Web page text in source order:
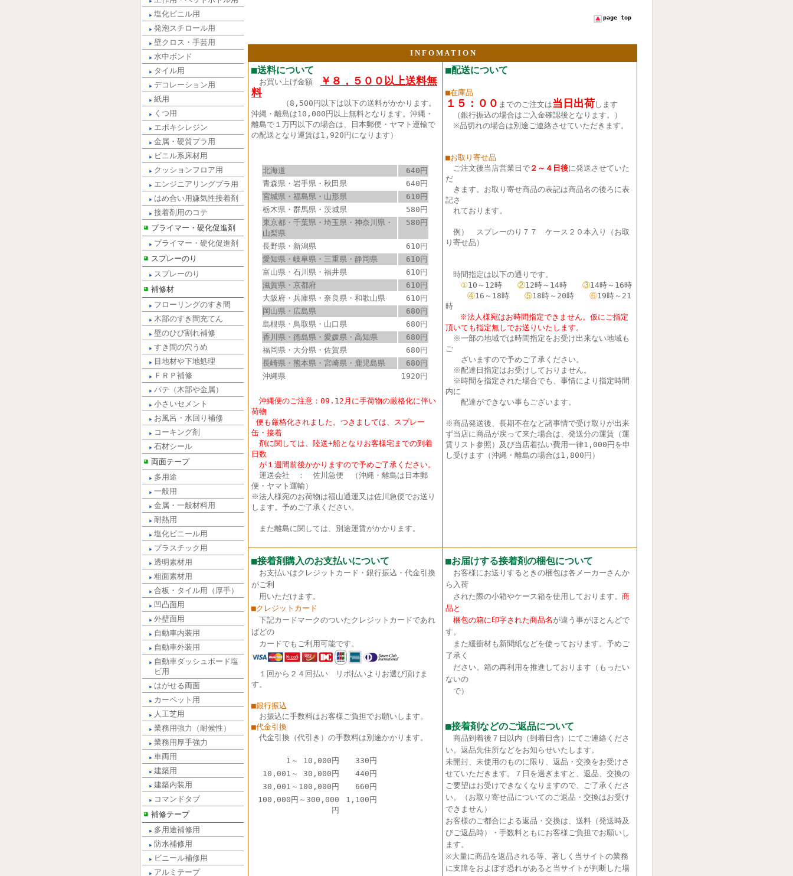
塩化ビニル用
発泡スチロール用
壁クロス・手芸用
水中ボンド
タイル用
デコレーション用
紙用
くつ用
エポキシレジン
金属・硬質プラ用
ビニル系床材用
クッションフロア用
エンジニアリングプラ用
はめ合い用嫌気性接着剤
接着剤用のコテ
プライマー・硬化促進剤
プライマー・硬化促進剤
スプレーのり
スプレーのり
補修材
フローリングのすき間
木部のすき間充てん
壁のひび割れ補修
すき間の穴うめ
目地材や下地処理
ＦＲＰ補修
パテ（木部や金属）
小さいセメント
お風呂・水回り補修
コーキング剤
石材シール
両面テープ
多用途
一般用
金属・一般材料用
耐熱用
塩化ビニール用
プラスチック用
透明素材用
粗面素材用
合板・タイル用（厚手）
凹凸面用
外壁面用
自動車内装用
自動車外装用
自動車ダッシュボード塩
ビ用
はがせる両面
カーペット用
人工芝用
業務用強力（耐候性）
業務用厚手強力
車両用
建築用
建築内装用
コマンドタブ
補修テープ
多用途補修用
防水補修用
ビニール補修用
アルミテープ
page top
I N F O M A T I O N
■送料について
お買い上げ金額
￥８，５００以上送料無
料
（8,500円以下は以下の送料がかかります。
沖縄・離島は10,000円以上無料となります。沖縄・
離島で１万円以下の場合は、日本郵便・ヤマト運輸で
の配送となり運賃は1,920円になります）
北海道
640円
青森県・岩手県・秋田県
640円
宮城県・福島県・山形県
610円
栃木県・群馬県・茨城県
580円
東京都・千葉県・埼玉県・神奈川県・
山梨県
580円
長野県・新潟県
610円
愛知県・岐阜県・三重県・静岡県
610円
富山県・石川県・福井県
610円
滋賀県・京都府
610円
大阪府・兵庫県・奈良県・和歌山県
610円
岡山県・広島県
680円
島根県・鳥取県・山口県
680円
香川県・徳島県・愛媛県・高知県
680円
福岡県・大分県・佐賀県
680円
長崎県・熊本県・宮崎県・鹿児島県
680円
沖縄県
1920円
沖縄便のご注意：09.12月に手荷物の厳格化に伴い
荷物
便も厳格化されました。つきましては、スプレー
缶・接着
剤に関しては、陸送+船となりお客様宅までの到着
日数
が１週間前後かかりますので予めご了承ください。
運送会社 ： 佐川急便 （沖縄・離島は日本郵
便・ヤマト運輸）
※法人様宛のお荷物は福山通運又は佐川急便でお送り
します。予めご了承ください。
また離島に関しては、別途運賃がかかります。
■配送について
■在庫品
１５：００ までのご注文は当日出荷 します
（銀行振込の場合はご入金確認後となります。）
※品切れの場合は別途ご連絡させていただきます。
■お取り寄せ品
ご注文後当店営業日で ２～４日後に発送させていた
だ
きます。お取り寄せ商品の表記は商品名の後ろに表
記さ
れております。
例） スプレーのり７７ ケース２０本入り（お取
り寄せ品）
時間指定は以下の通りです。
①10～12時 ②12時～14時 ③14時～16時
④16～18時 ⑤18時～20時 ⑥19時～21
時
※法人様宛はお時間指定できません。仮にご指定
頂いても指定無しでお送りいたします。
※一部の地域では時間指定をお受け出来ない地域も
ご
ざいますので予めご了承ください。
※配達日指定はお受けしておりません。
※時間を指定された場合でも、事情により指定時間
内に
配達ができない事もございます。
※商品発送後、長期不在など諸事情で受け取りが出来
ず当店に商品が戻って来た場合は、発送分の運賃（運
賃リスト参照）及び当店着払い費用一律1,000円を申
し受けます（沖縄・離島の場合は1,800円）
■接着剤購入のお支払いについて
お支払いはクレジットカード・銀行振込・代金引換
がご利
用いただけます。
■クレジットカード
下記カードマークのついたクレジットカードであれ
ばどの
カードでもご利用可能です。
１回から２４回払い リボ払いよりお選び頂けま
す。
■銀行振込
お振込に手数料はお客様ご負担でお願いします。
■代金引換
代金引換（代引き）の手数料は別途かかります。
1～ 10,000円
330円
10,001～ 30,000円
440円
30,001～100,000円
660円
100,000円～300,000
円
1,100円
■お届けする接着剤の梱包について
お客様にお送りするときの梱包は各メーカーさんか
ら入荷
された際の小箱やケース箱を使用しております。 商
品と
梱包の箱に印字された商品名 が違う事がほとんどで
す。
また緩衝材も新聞紙などを使っております。予めご
了承く
ださい。箱の再利用を推進しております（もったい
ないの
で）
■接着剤などのご返品について
商品到着後７日以内（到着日含）にてご連絡くださ
い。返品先住所などをお知らせいたします。
未開封、未使用のものに限り、返品・交換をお受けさ
せていただきます。７日を過ぎますと、返品、交換の
ご要望はお受けできなくなりますので、ご了承くださ
い。（お取り寄せ品についてのご返品・交換はお受け
できません）
お客様のご都合による返品・交換は、送料（発送時及
びご返品時）・手数料ともにお客様ご負担でお願いし
ます。
※大量に商品を返品される等、著しく当サイトの業務
に支障をおよぼす恐れがあると当サイトが判断した場